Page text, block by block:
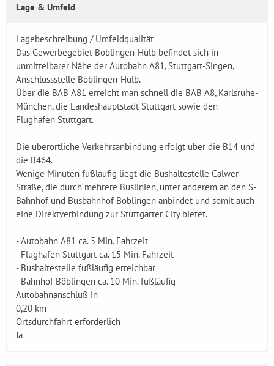
Lage & Umfeld
Lagebeschreibung / Umfeldqualität
Das Gewerbegebiet Böblingen-Hulb befindet sich in
unmittelbarer Nähe der Autobahn A81, Stuttgart-Singen,
Anschlussstelle Böblingen-Hulb.
Über die BAB A81 erreicht man schnell die BAB A8, Karlsruhe-
München, die Landeshauptstadt Stuttgart sowie den
Flughafen Stuttgart.
Die überörtliche Verkehrsanbindung erfolgt über die B14 und
die B464.
Wenige Minuten fußläufig liegt die Bushaltestelle Calwer
Straße, die durch mehrere Buslinien, unter anderem an den S-
Bahnhof und Busbahnhof Böblingen anbindet und somit auch
eine Direktverbindung zur Stuttgarter City bietet.
- Autobahn A81 ca. 5 Min. Fahrzeit
- Flughafen Stuttgart ca. 15 Min. Fahrzeit
- Bushaltestelle fußläufig erreichbar
- Bahnhof Böblingen ca. 10 Min. fußläufig
Autobahnanschluß in
0,20 km
Ortsdurchfahrt erforderlich
Ja